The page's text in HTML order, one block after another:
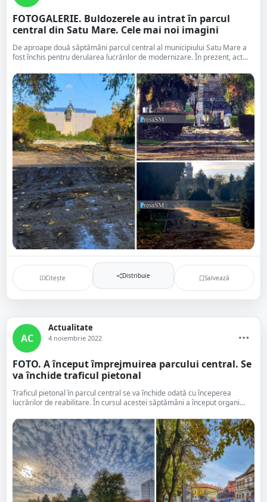
FOTOGALERIE. Buldozerele au intrat în parcul
central din Satu Mare. Cele mai noi imagini
De aproape două săptămâni parcul central al municipiului Satu Mare a
fost închis pentru derularea lucrărilor de modernizare. În prezent, act...
Citește Distribuie Salvează
AC
Actualitate
4 noiembrie 2022
FOTO. A început împrejmuirea parcului central. Se
va închide traficul pietonal
Traficul pietonal în parcul central se va închide odată cu începerea
lucrărilor de reabilitare. În cursul acestei săptămâni a început organi...